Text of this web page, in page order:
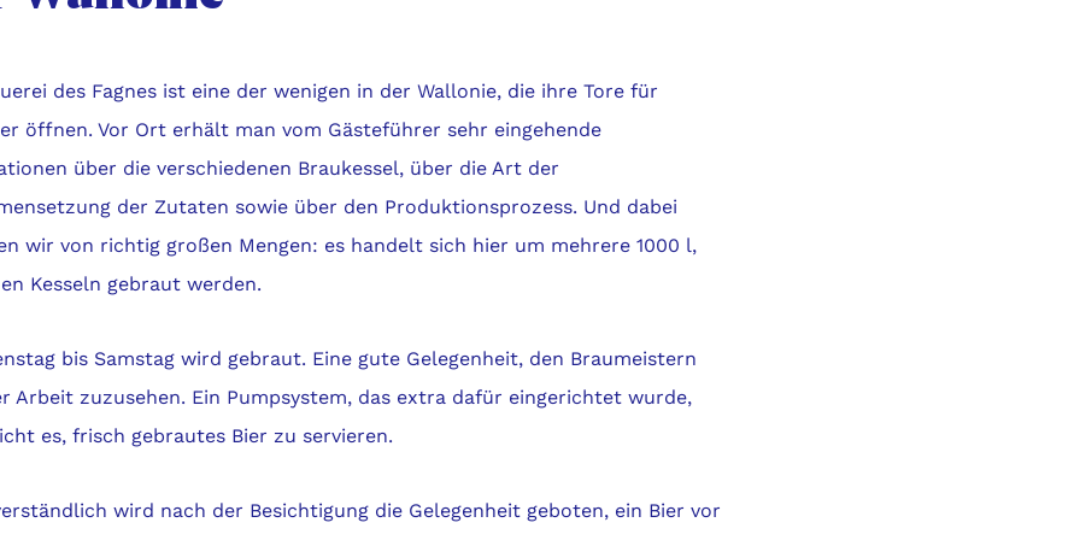
des Fagnes ist eine der wenigen in der Wallonie, die ihre Tore für
öffnen. Vor Ort erhält man vom Gästeführer sehr eingehende
über die verschiedenen Braukessel, über die Art der
der Zutaten sowie über den Produktionsprozess. Und dabei
wir von richtig großen Mengen: es handelt sich hier um mehrere 1000 l,
Kesseln gebraut werden.
bis Samstag wird gebraut. Eine gute Gelegenheit, den Braumeistern
Arbeit zuzusehen. Ein Pumpsystem, das extra dafür eingerichtet wurde,
es, frisch gebrautes Bier zu servieren.
wird nach der Besichtigung die Gelegenheit geboten, ein Bier vor